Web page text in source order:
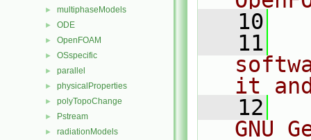
► multiphaseModels
► ODE
► OpenFOAM
► OSspecific
► parallel
► physicalProperties
► polyTopoChange
► Pstream
► radiationModels
   10
   11
it
   12
GNU